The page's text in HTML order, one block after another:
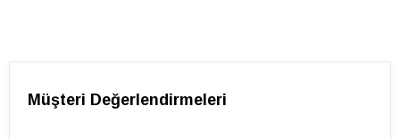
Müşteri Değerlendirmeleri